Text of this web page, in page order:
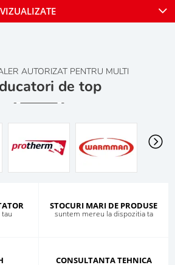
AUTORIZAT PENTRU MULTI
de top
STOCURI MARI DE PRODUSE
suntem mereu la dispozitia ta
CONSULTANTA TEHNICA